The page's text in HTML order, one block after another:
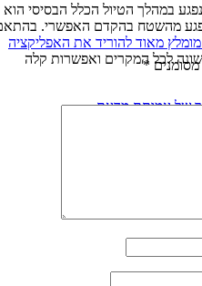
במהלך הטיול הכלל הבסיסי הוא
מהשטח בהקדם האפשרי. בהתאם
מאוד להוריד את האפליקציה
לכל המקרים ואפשרות קלה
של עמותת מדעת
*